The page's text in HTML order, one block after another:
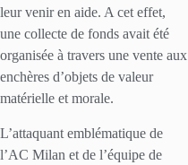
leur venir en aide. A cet effet,
une collecte de fonds avait été
organisée à travers une vente aux
enchères d’objets de valeur
matérielle et morale.
L’attaquant emblématique de
l’AC Milan et de l’équipe de